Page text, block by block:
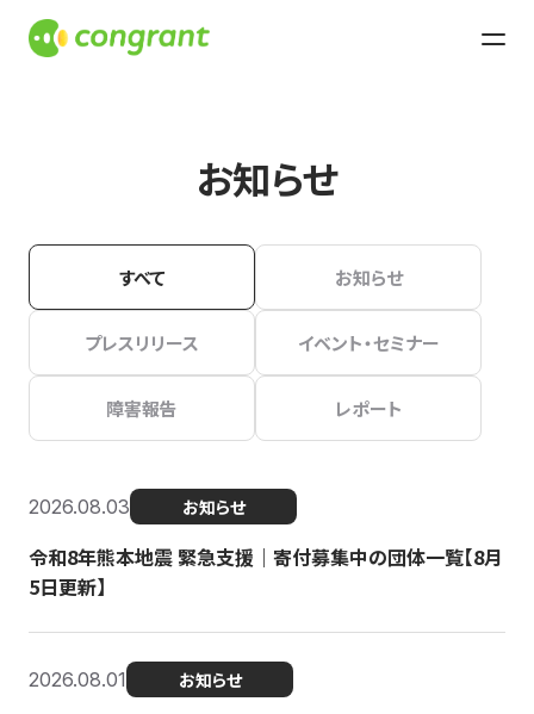
お知らせ
すべて お知らせ
プレスリリース イベント・セミナー
障害報告 レポート
2026.08.03 お知らせ
令和8年熊本地震 緊急支援｜寄付募集中の団体一覧【8月
5日更新】
2026.08.01 お知らせ